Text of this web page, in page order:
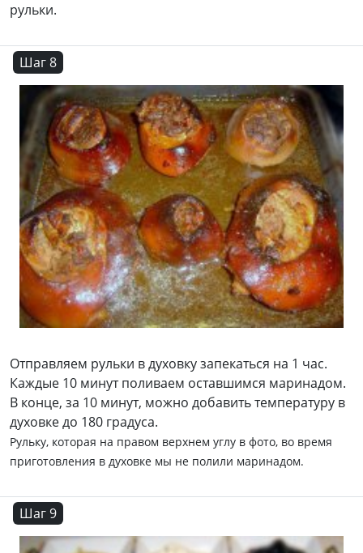
рульки.
Шаг 8
Отправляем рульки в духовку запекаться на 1 час.
Каждые 10 минут поливаем оставшимся маринадом.
В конце, за 10 минут, можно добавить температуру в
духовке до 180 градуса.
Рульку, которая на правом верхнем углу в фото, во время
приготовления в духовке мы не полили маринадом.
Шаг 9